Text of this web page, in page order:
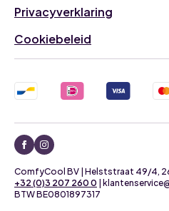
Privacyverklaring
Cookiebeleid
+32 (0)3 207 260 0 |
BTW BE0801897317
ComfyCool BV | Helststraat 49/4,